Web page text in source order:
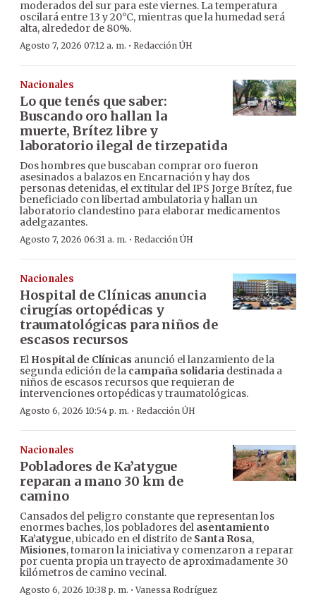
moderados del sur para este viernes. La temperatura
oscilará entre 13 y 20°C, mientras que la humedad será
alta, alrededor de 80%.
Agosto 7, 2026 07:12 a. m. · Redacción ÚH
Nacionales
Lo que tenés que saber:
Buscando oro hallan la
muerte, Brítez libre y
laboratorio ilegal de tirzepatida
Dos hombres que buscaban comprar oro fueron
asesinados a balazos en Encarnación y hay dos
personas detenidas, el ex titular del IPS Jorge Brítez, fue
beneficiado con libertad ambulatoria y hallan un
laboratorio clandestino para elaborar medicamentos
adelgazantes.
Agosto 7, 2026 06:31 a. m. · Redacción ÚH
Nacionales
Hospital de Clínicas anuncia
cirugías ortopédicas y
traumatológicas para niños de
escasos recursos
El Hospital de Clínicas anunció el lanzamiento de la
segunda edición de la campaña solidaria destinada a
niños de escasos recursos que requieran de
intervenciones ortopédicas y traumatológicas.
Agosto 6, 2026 10:54 p. m. · Redacción ÚH
Nacionales
Pobladores de Ka’atygue
reparan a mano 30 km de
camino
Cansados del peligro constante que representan los
enormes baches, los pobladores del asentamiento
Ka’atygue, ubicado en el distrito de Santa Rosa,
Misiones, tomaron la iniciativa y comenzaron a reparar
por cuenta propia un trayecto de aproximadamente 30
kilómetros de camino vecinal.
Agosto 6, 2026 10:38 p. m. ·Vanessa Rodríguez